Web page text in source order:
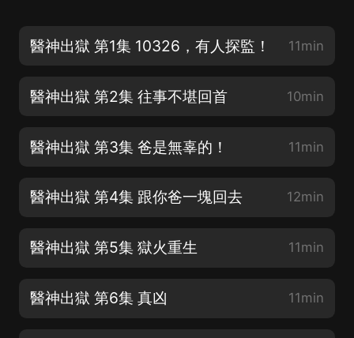
醫神出獄 第1集 10326，有人探監！ 11min
醫神出獄 第2集 往事不堪回首 10min
醫神出獄 第3集 爸是無辜的！ 11min
醫神出獄 第4集 跟你爸一塊回去 12min
醫神出獄 第5集 獄火重生 11min
醫神出獄 第6集 真凶 11min